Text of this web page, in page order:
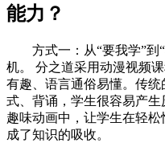
能力？
方式一：从“要我学”
机。 分之道采用动漫视频
有趣、语言通俗易懂。传
式、背诵，学生很容易产
趣味动画中，让学生在轻
成了知识的吸收。